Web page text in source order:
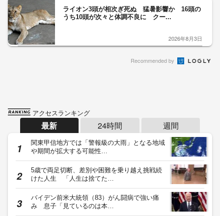
ライオン3頭が相次ぎ死ぬ 猛暑影響か 16頭の
うち10頭が次々と体調不良に クー...
2026年8月3日
Recommended by
アクセスランキング
最新 24時間 週間
関東甲信地方では「警報級の大雨」となる地域
や期間が拡大する可能性…
5歳で両足切断、差別や困難を乗り越え挑戦続
けた人生 「人生は捨てた…
バイデン前米大統領（83）がん闘病で強い痛
み 息子「見ているのは本…